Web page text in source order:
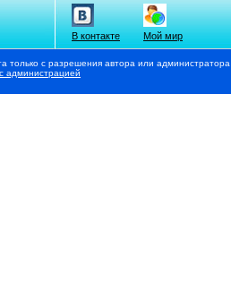
В контакте Мой мир
только с разрешения автора или
с администрацией